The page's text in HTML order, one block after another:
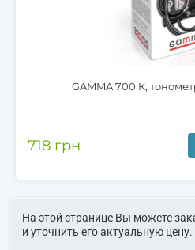
GAMMA 700 К,
718 грн
На этой странице Вы можете
и уточнить его актуальную цену.